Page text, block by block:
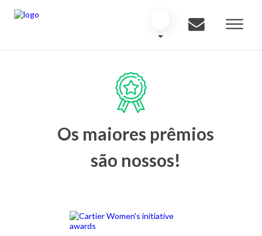
Os maiores prêmios
são nossos!